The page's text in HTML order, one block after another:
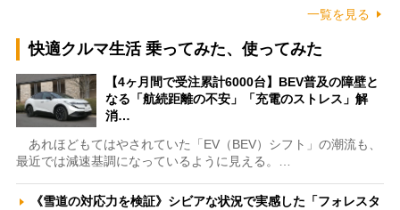
一覧を見る
快適クルマ生活 乗ってみた、使ってみた
【4ヶ月間で受注累計6000台】BEV普及の障壁と
なる「航続距離の不安」「充電のストレス」解
消…
あれほどもてはやされていた「EV（BEV）シフト」の潮流も、
最近では減速基調になっているように見える。…
《雪道の対応力を検証》シビアな状況で実感した「フォレスタ